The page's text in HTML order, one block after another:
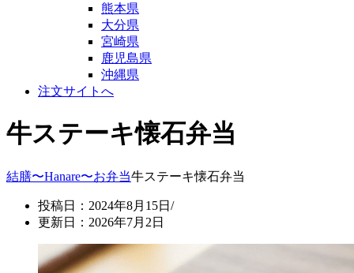
熊本県
大分県
宮崎県
鹿児島県
沖縄県
注文サイトへ
牛ステーキ懐石弁当
結膳〜Hanare〜お弁当牛ステーキ懐石弁当
投稿日：2024年8月15日/
更新日：2026年7月2日